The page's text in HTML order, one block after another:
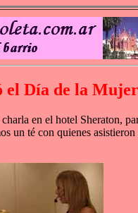
el Día de la Mujer
en el hotel Sheraton,
un té con quienes asistieron